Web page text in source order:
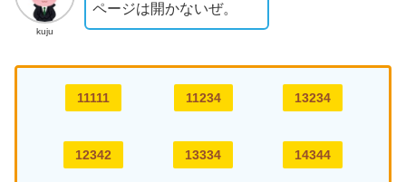
kuju
ページは開かないぜ。
11111
12342
11234
13334
13234
14344